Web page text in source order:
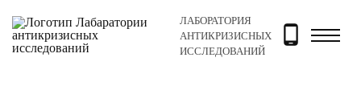
ЛАБОРАТОРИЯ
АНТИКРИЗИСНЫХ
ИССЛЕДОВАНИЙ
Главная Новости и блог Новости «Налоговая